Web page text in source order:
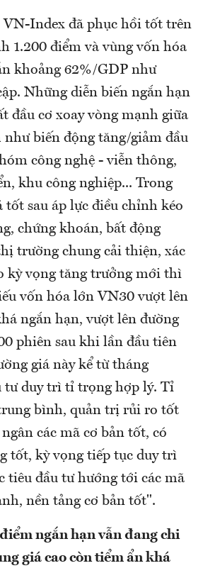
VN-Index đã phục hồi tốt trên
1.200 điểm và vùng vốn hóa
khoảng 62%/GDP như
Những diễn biến ngắn hạn
đầu cơ xoay vòng mạnh giữa
như biến động tăng/giảm đầu
công nghệ - viễn thông,
khu công nghiệp... Trong
sau áp lực điều chỉnh kéo
chứng khoán, bất động
trường chung cải thiện, xác
kỳ vọng tăng trưởng mới thì
vốn hóa lớn VN30 vượt lên
ngắn hạn, vượt lên đường
phiên sau khi lần đầu tiên
giá này kể từ tháng
tư duy trì tỉ trọng hợp lý. Tỉ
bình, quản trị rủi ro tốt
các mã cơ bản tốt, có
tốt, kỳ vọng tiếp tục duy trì
tiêu đầu tư hướng tới các mã
nền tảng cơ bản tốt".
ngắn hạn vẫn đang chi
giá cao còn tiểm ẩn khá